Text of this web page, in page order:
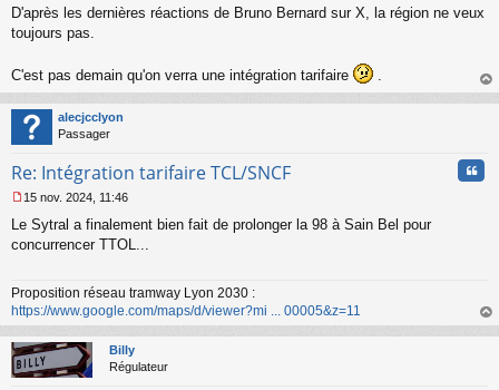
u
e
s
g
n
o
n
u
D'après les dernières réactions de Bruno Bernard sur X, la région ne veux
toujours pas.
C'est pas demain qu'on verra une intégration tarifaire .
au
alecjcclyon
Passager
Re: Intégration tarifaire TCL/SNCF
e
s
g
e
n
o
n
l
15 nov. 2024, 11:46
Le Sytral a finalement bien fait de prolonger la 98 à Sain Bel pour
concurrencer TTOL...
Proposition réseau tramway Lyon 2030 :
https://www.google.com/maps/d/viewer?mi ... 00005&z=11
au
Billy
Régulateur